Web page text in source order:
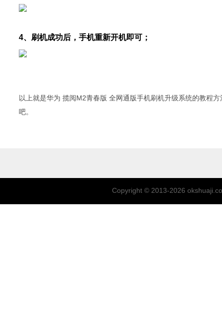
4、刷机成功后，手机重新开机即可；
以上就是华为 揽阅M2青春版 全网通版手机刷机升级系统的教程
吧。
Copyright © 2013-2026